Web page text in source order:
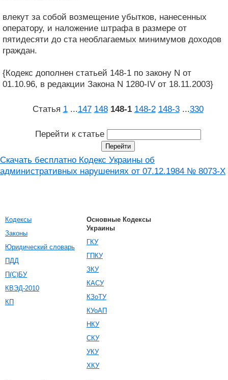
влекут за собой возмещение убытков, нанесенных
оператору, и наложение штрафа в размере от
пятидесяти до ста необлагаемых минимумов доходов
граждан.
{Кодекс дополнен статьей 148-1 по закону N от
01.10.96, в редакции Закона N 1280-IV от 18.11.2003}
Статья 1 ...147 148 148‑1 148‑2 148‑3 ...330
Перейти к статье
Скачать бесплатно Кодекс Украины об
административных нарушениях от 07.12.1984 № 8073-X
Кодексы
Законы
Юридический словарь
ПДД
П(С)БУ
КВЭД-2010
КП
Основные Кодексы
Украины
ГКУ
ГПКУ
ЗКУ
КАСУ
КЗоТУ
КУоАП
НКУ
СКУ
УКУ
ХКУ